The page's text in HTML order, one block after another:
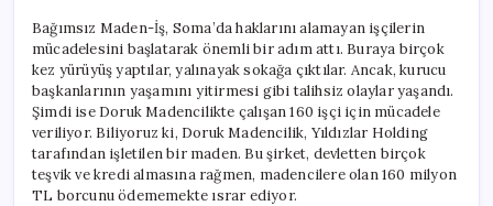
Bağımsız Maden-İş, Soma’da haklarını alamayan işçilerin
mücadelesini başlatarak önemli bir adım attı. Buraya birçok
kez yürüyüş yaptılar, yalınayak sokağa çıktılar. Ancak, kurucu
başkanlarının yaşamını yitirmesi gibi talihsiz olaylar yaşandı.
Şimdi ise Doruk Madencilikte çalışan 160 işçi için mücadele
veriliyor. Biliyoruz ki, Doruk Madencilik, Yıldızlar Holding
tarafından işletilen bir maden. Bu şirket, devletten birçok
teşvik ve kredi almasına rağmen, madencilere olan 160 milyon
TL borcunu ödememekte ısrar ediyor.